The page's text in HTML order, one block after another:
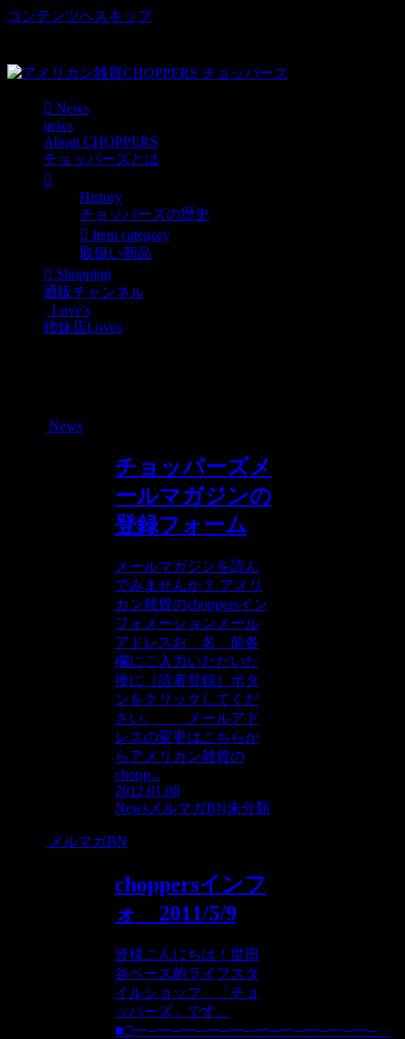
コンテンツへスキップ
News
news
About CHOPPERS
チョッパーズとは
History
チョッパーズの歴史
Item category
取扱い商品
Shopping
通販チャンネル
Love’s
姉妹店Loves
News
チョッパーズメ
ールマガジンの
登録フォーム
メールマガジンを読ん
でみませんか？ アメリ
カン雑貨のchoppersイン
フォメーションメール
アドレスお 名 前各
欄にご入力いただいた
後に［読者登録］ボタ
ンをクリックしてくだ
さい。 メールアド
レスの変更はこちらか
らアメリカン雑貨の
chopp...
2012.01.08
NewsメルマガBN未分類
メルマガBN
choppersインフ
ォ 2011/5/9
皆様こんにちは！世田
谷ベース的ライフスタ
イルショップ 「チョ
ッパーズ」です。
■□━─━─━─━─━─━─━─━─━─━─